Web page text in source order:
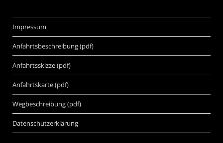
Impressum
Anfahrtsbeschreibung (pdf)
Anfahrtsskizze (pdf)
Anfahrtskarte (pdf)
Wegbeschreibung (pdf)
Datenschutzerklärung